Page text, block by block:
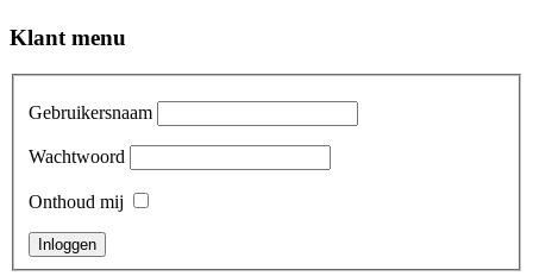
Klant menu
Gebruikersnaam
Wachtwoord
Onthoud mij